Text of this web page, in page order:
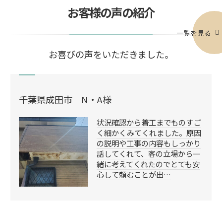
お客様の声の紹介
お喜びの声をいただきました。
一覧を見る
千葉県成田市 N・A様
状況確認から着工までものすご
く細かくみてくれました。原因
の説明や工事の内容もしっかり
話してくれて、客の立場から一
緒に考えてくれたのでとても安
心して頼むことが出…